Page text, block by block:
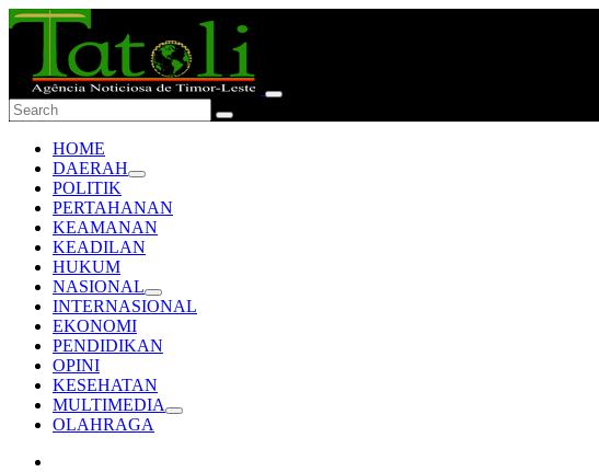
HOME
DAERAH
POLITIK
PERTAHANAN
KEAMANAN
KEADILAN
HUKUM
NASIONAL
INTERNASIONAL
EKONOMI
PENDIDIKAN
OPINI
KESEHATAN
MULTIMEDIA
OLAHRAGA